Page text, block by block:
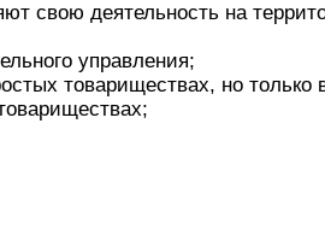
свою деятельность на
управления;
товариществах, но только